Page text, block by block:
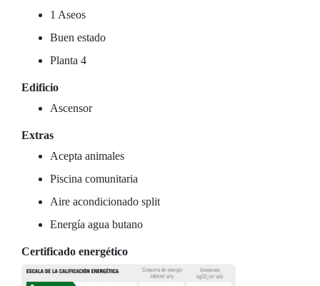
1 Aseos
Buen estado
Planta 4
Edificio
Ascensor
Extras
Acepta animales
Piscina comunitaria
Aire acondicionado split
Energía agua butano
Certificado energético